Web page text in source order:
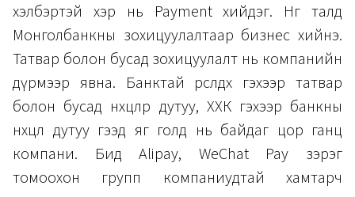
хэлбэртэй хэр нь Payment хийдэг. Нөгөө талд
Монголбанкны зохицуулалтаар бизнес хийнэ.
Татвар болон бусад зохицуулалт нь компанийн
дүрмээр явна. Банктай өрсөлдөх гэхээр татвар
болон бусад нөхцөлөөр дутуу, ХХК гэхээр банкны
нөхцөл дутуу гээд яг голд нь байдаг цор ганц
компани. Бид Alipay, WeChat Pay зэрэг
томоохон групп компаниудтай хамтарч